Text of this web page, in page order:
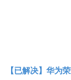
【已解决】华为